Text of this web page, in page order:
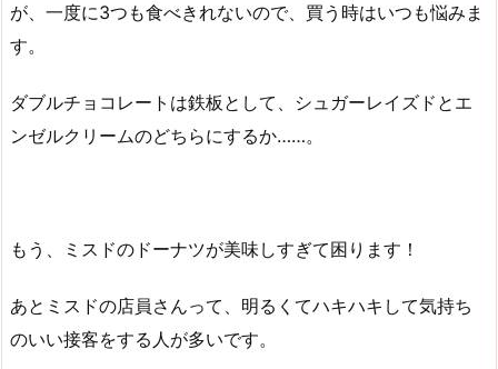
が、一度に3つも食べきれないので、買う時はいつも悩みま
す。
ダブルチョコレートは鉄板として、シュガーレイズドとエ
ンゼルクリームのどちらにするか……。
もう、ミスドのドーナツが美味しすぎて困ります！
あとミスドの店員さんって、明るくてハキハキして気持ち
のいい接客をする人が多いです。